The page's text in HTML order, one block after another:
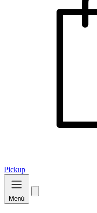
Pickup
Menú